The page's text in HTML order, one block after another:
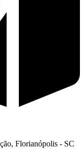
Florianópolis - SC